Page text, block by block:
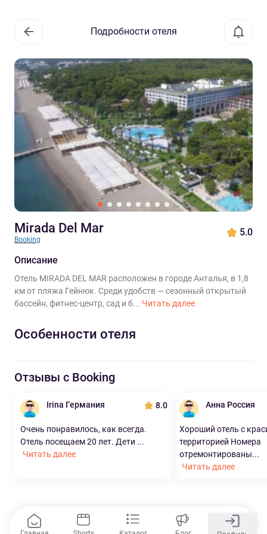
Подробности отеля
Mirada Del Mar
Booking
5.0
Описание
Отель MIRADA DEL MAR расположен в городе Анталья, в 1,8
км от пляжа Гейнюк. Среди удобств — сезонный открытый
бассейн, фитнес-центр, сад и б... Читать далее
Особенности отеля
Отзывы с Booking
Irina Германия 8.0
Очень понравилось, как всегда.
Отель посещаем 20 лет. Дети ...
Читать далее
Анна Россия
Хороший отель с
территорией Номера
отремонтированы...
Читать далее